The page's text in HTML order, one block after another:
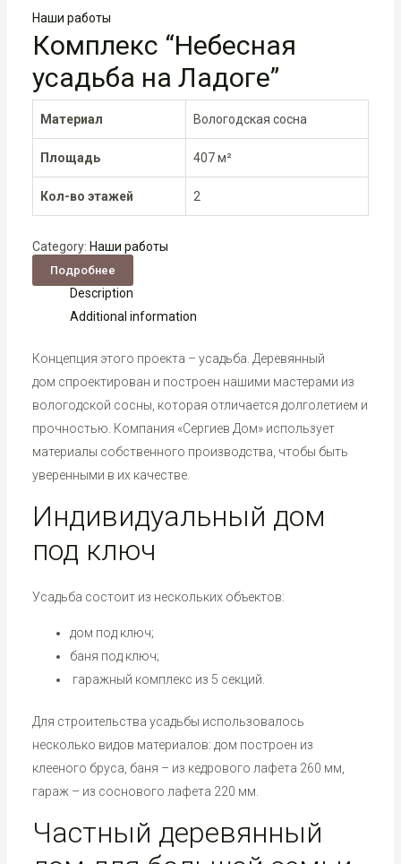
Наши работы
Комплекс “Небесная
усадьба на Ладоге”
Материал Вологодская сосна
Площадь 407 м²
Кол-во этажей 2
Category: Наши работы
Подробнее
Description
Additional information
Концепция этого проекта – усадьба. Деревянный
дом спроектирован и построен нашими мастерами из
вологодской сосны, которая отличается долголетием и
прочностью. Компания «Сергиев Дом» использует
материалы собственного производства, чтобы быть
уверенными в их качестве.
Индивидуальный дом
под ключ
Усадьба состоит из нескольких объектов:
дом под ключ;
баня под ключ;
гаражный комплекс из 5 секций.
Для строительства усадьбы использовалось
несколько видов материалов: дом построен из
клееного бруса, баня – из кедрового лафета 260 мм,
гараж – из соснового лафета 220 мм.
Частный деревянный